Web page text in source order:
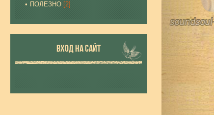
ПОЛЕЗНО [2]
ВХОД НА САЙТ